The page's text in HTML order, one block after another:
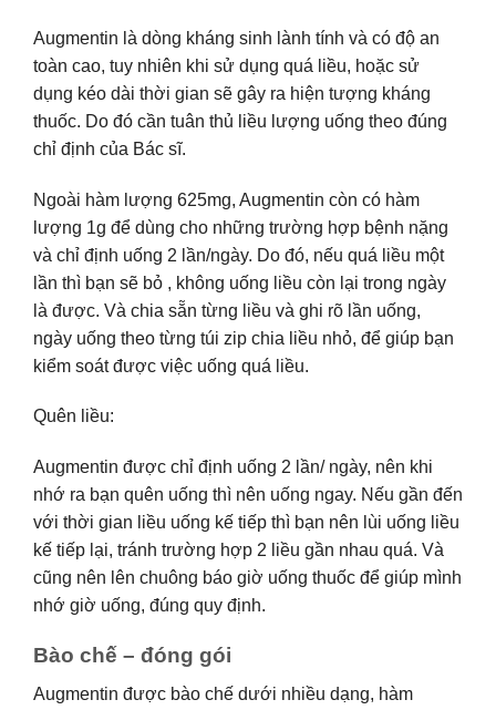
Augmentin là dòng kháng sinh lành tính và có độ an
toàn cao, tuy nhiên khi sử dụng quá liều, hoặc sử
dụng kéo dài thời gian sẽ gây ra hiện tượng kháng
thuốc. Do đó cần tuân thủ liều lượng uống theo đúng
chỉ định của Bác sĩ.
Ngoài hàm lượng 625mg, Augmentin còn có hàm
lượng 1g để dùng cho những trường hợp bệnh nặng
và chỉ định uống 2 lần/ngày. Do đó, nếu quá liều một
lần thì bạn sẽ bỏ , không uống liều còn lại trong ngày
là được. Và chia sẵn từng liều và ghi rõ lần uống,
ngày uống theo từng túi zip chia liều nhỏ, để giúp bạn
kiểm soát được việc uống quá liều.
Quên liều:
Augmentin được chỉ định uống 2 lần/ ngày, nên khi
nhớ ra bạn quên uống thì nên uống ngay. Nếu gần đến
với thời gian liều uống kế tiếp thì bạn nên lùi uống liều
kế tiếp lại, tránh trường hợp 2 liều gần nhau quá. Và
cũng nên lên chuông báo giờ uống thuốc để giúp mình
nhớ giờ uống, đúng quy định.
Bào chế – đóng gói
Augmentin được bào chế dưới nhiều dạng, hàm